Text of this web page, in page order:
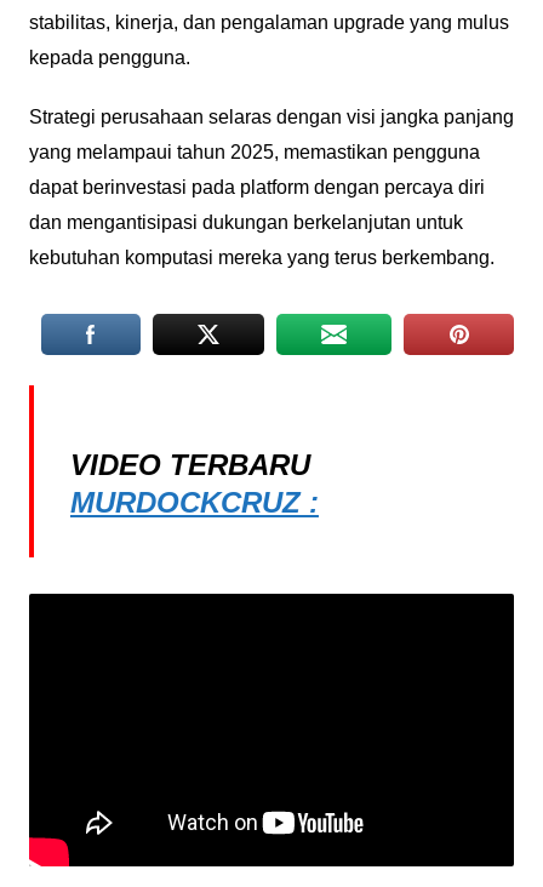
stabilitas, kinerja, dan pengalaman upgrade yang mulus
kepada pengguna.
Strategi perusahaan selaras dengan visi jangka panjang
yang melampaui tahun 2025, memastikan pengguna
dapat berinvestasi pada platform dengan percaya diri
dan mengantisipasi dukungan berkelanjutan untuk
kebutuhan komputasi mereka yang terus berkembang.
VIDEO TERBARU
MURDOCKCRUZ :